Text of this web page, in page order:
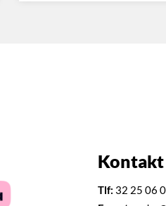
Kontakt
Tlf: 32 25 06